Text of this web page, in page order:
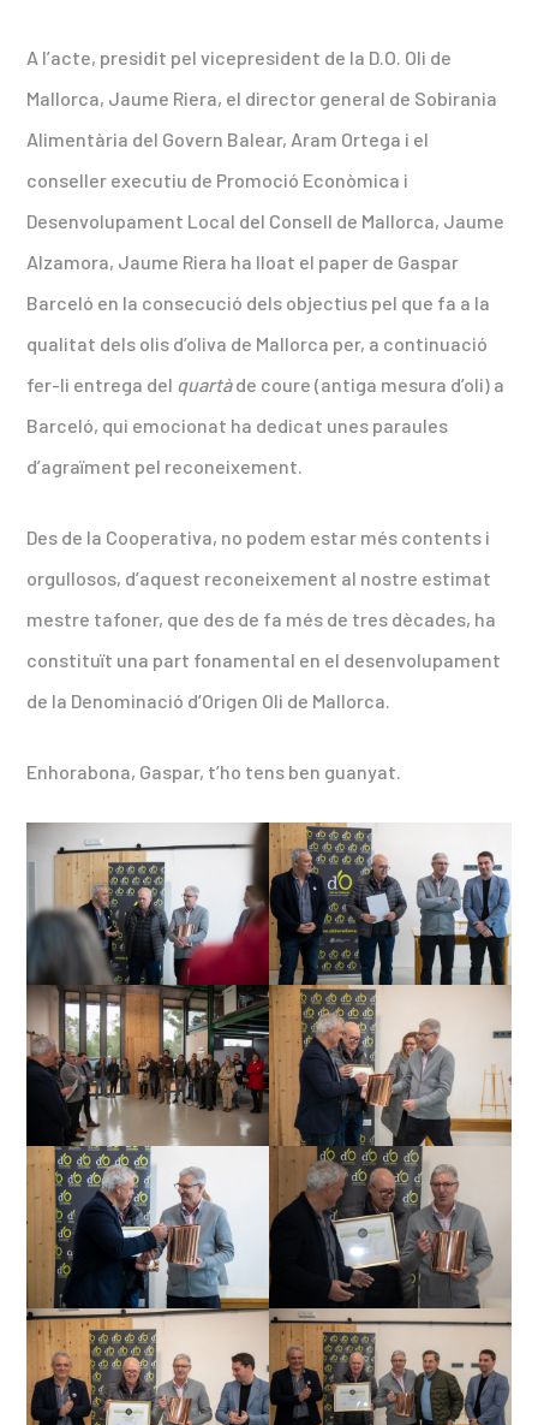
A l’acte, presidit pel vicepresident de la D.O. Oli de
Mallorca, Jaume Riera, el director general de Sobirania
Alimentària del Govern Balear, Aram Ortega i el
conseller executiu de Promoció Econòmica i
Desenvolupament Local del Consell de Mallorca, Jaume
Alzamora, Jaume Riera ha lloat el paper de Gaspar
Barceló en la consecució dels objectius pel que fa a la
qualitat dels olis d’oliva de Mallorca per, a continuació
fer-li entrega del quartàde coure (antiga mesura d’oli) a
Barceló, qui emocionat ha dedicat unes paraules
d’agraïment pel reconeixement.
Des de la Cooperativa, no podem estar més contents i
orgullosos, d’aquest reconeixement al nostre estimat
mestre tafoner, que des de fa més de tres dècades, ha
constituït una part fonamental en el desenvolupament
de la Denominació d’Origen Oli de Mallorca.
Enhorabona, Gaspar, t’ho tens ben guanyat.